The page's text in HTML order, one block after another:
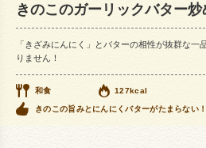
きのこのガーリックバター炒
「きざみにんにく」とバターの相性が抜群な
りません！
和食 127kcal
きのこの旨みとにんにくバターがたまらない！